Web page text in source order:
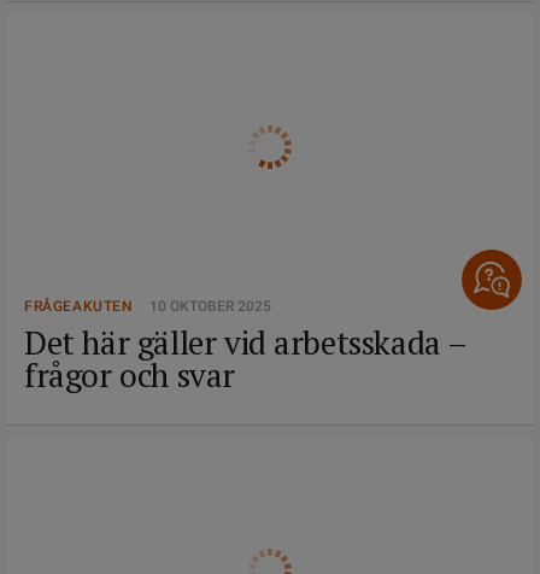
FRÅGEAKUTEN 10 OKTOBER 2025
Det här gäller vid arbetsskada –
frågor och svar